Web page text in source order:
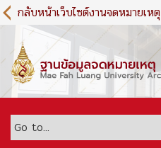
S
k
m
กลับหน้าเว็บไซต์งานจดหมายเหตุ